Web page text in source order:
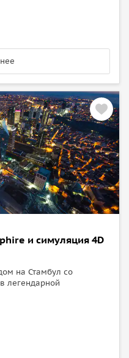
и симуляция 4D
на Стамбул со
легендарной